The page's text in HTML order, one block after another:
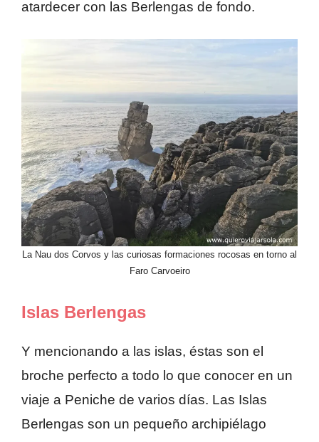
atardecer con las Berlengas de fondo.
La Nau dos Corvos y las curiosas formaciones rocosas en torno al
Faro Carvoeiro
Islas Berlengas
Y mencionando a las islas, éstas son el
broche perfecto a todo lo que conocer en un
viaje a Peniche de varios días. Las Islas
Berlengas son un pequeño archipiélago